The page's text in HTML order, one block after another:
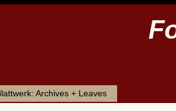
Archives + Leaves